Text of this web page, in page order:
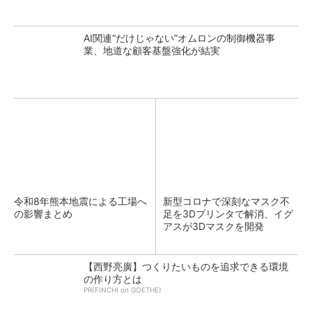
AI関連“だけじゃない”オムロンの制御機器事
業、地道な顧客基盤強化が結実
令和8年熊本地震による工場へ
の影響まとめ
新型コロナで深刻なマスク不
足を3Dプリンタで解消、イグ
アスが3Dマスクを開発
【西野亮廣】つくりたいものを追求できる環境
の作り方とは
PR(FINCHI on GOETHE)